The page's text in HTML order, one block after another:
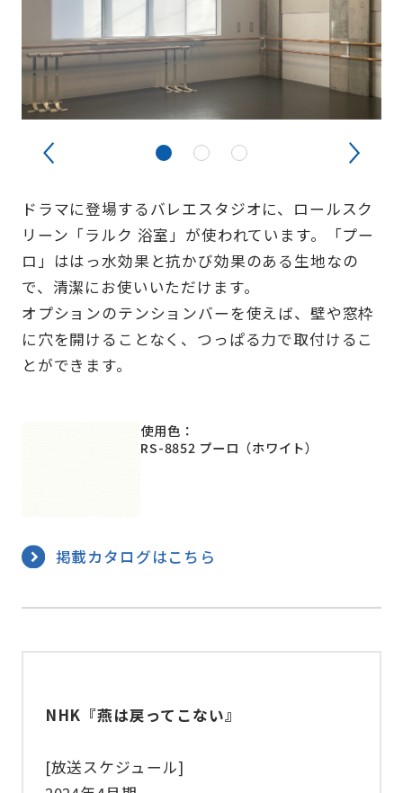
ドラマに登場するバレエスタジオに、ロールスク
リーン「ラルク 浴室」が使われています。「プー
ロ」ははっ水効果と抗かび効果のある生地なの
で、清潔にお使いいただけます。
オプションのテンションバーを使えば、壁や窓枠
に穴を開けることなく、つっぱる力で取付けるこ
とができます。
使用色：
RS-8852 プーロ（ホワイト）
掲載カタログはこちら
NHK『燕は戻ってこない』
[放送スケジュール]